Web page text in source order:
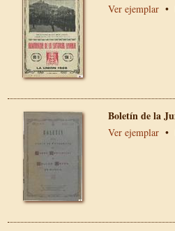
Ver ejemplar •
Boletín de la
Ver ejemplar •